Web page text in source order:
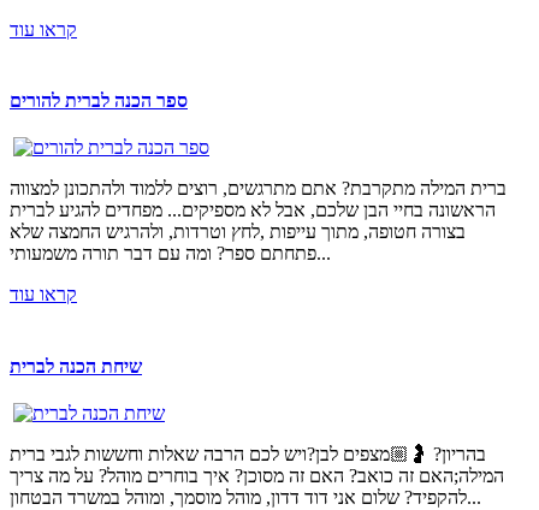
קראו עוד
ספר הכנה לברית להורים
ברית המילה מתקרבת? אתם מתרגשים, רוצים ללמוד ולהתכונן למצווה
הראשונה בחיי הבן שלכם, אבל לא מספיקים... מפחדים להגיע לברית
בצורה חטופה, מתוך עייפות ,לחץ וטרדות, ולהרגיש החמצה שלא
פתחתם ספר? ומה עם דבר תורה משמעותי...
קראו עוד
שיחת הכנה לברית
בהריון? 🤰🏼מצפים לבן?ויש לכם הרבה שאלות וחששות לגבי ברית
המילה;האם זה כואב? האם זה מסוכן? איך בוחרים מוהל? על מה צריך
להקפיד? שלום אני דוד דדון, מוהל מוסמך, ומוהל במשרד הבטחון...